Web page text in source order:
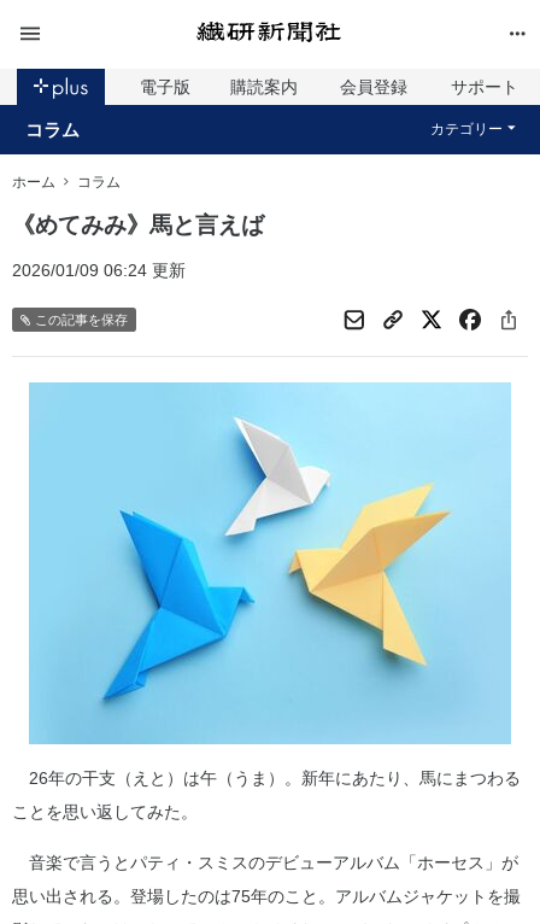
電子版 購読案内 会員登録 サポート
コラム カテゴリー
ホーム コラム
《めてみみ》馬と言えば
2026/01/09 06:24 更新
この記事を保存
26年の干支（えと）は午（うま）。新年にあたり、馬にまつわる
ことを思い返してみた。
音楽で言うとパティ・スミスのデビューアルバム「ホーセス」が
思い出される。登場したのは75年のこと。アルバムジャケットを撮